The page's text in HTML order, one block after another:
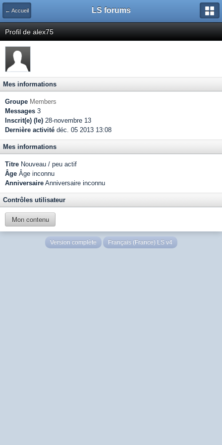
← Accueil LS forums
Profil de alex75
Mes informations
Groupe Members
Messages 3
Inscrit(e) (le) 28-novembre 13
Dernière activité déc. 05 2013 13:08
Mes informations
Titre Nouveau / peu actif
Âge Âge inconnu
Anniversaire Anniversaire inconnu
Contrôles utilisateur
Mon contenu
Version complète Français (France) LS v4